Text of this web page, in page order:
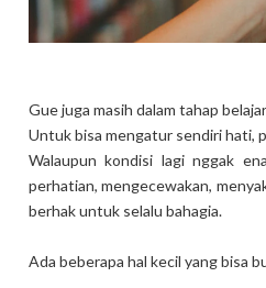
Gue juga masih dalam tahap
Untuk bisa mengatur sendiri hati,
Walaupun kondisi lagi nggak
perhatian, mengecewakan,
berhak untuk selalu bahagia.
Ada beberapa hal kecil yang bisa